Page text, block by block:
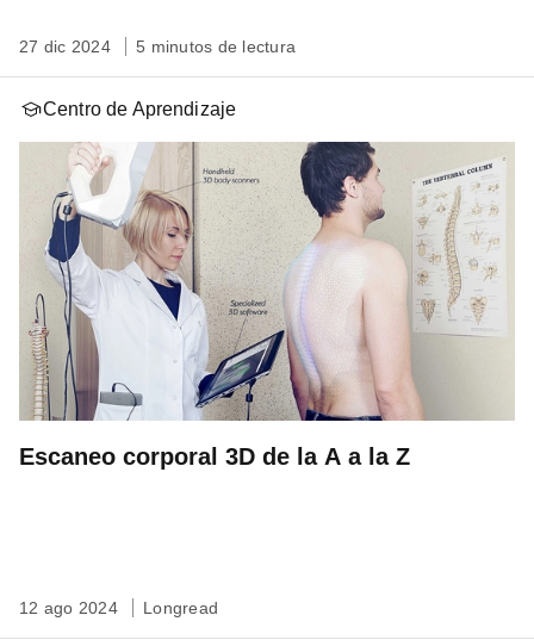
27 dic 2024 5 minutos de lectura
Centro de Aprendizaje
Escaneo corporal 3D de la A a la Z
12 ago 2024 Longread